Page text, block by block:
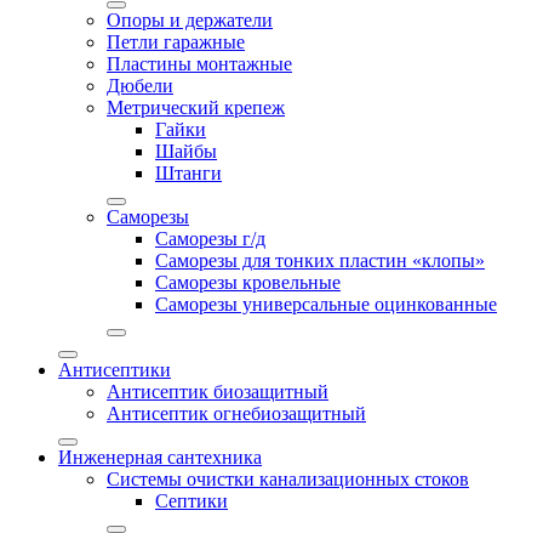
Опоры и держатели
Петли гаражные
Пластины монтажные
Дюбели
Метрический крепеж
Гайки
Шайбы
Штанги
Саморезы
Саморезы г/д
Саморезы для тонких пластин «клопы»
Саморезы кровельные
Саморезы универсальные оцинкованные
Антисептики
Антисептик биозащитный
Антисептик огнебиозащитный
Инженерная сантехника
Системы очистки канализационных стоков
Септики